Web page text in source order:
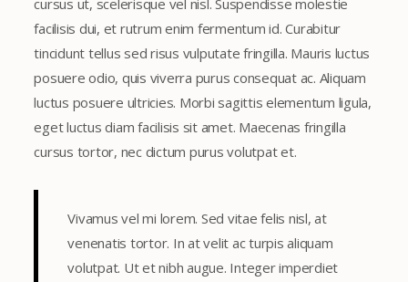
cursus ut, scelerisque vel nisl. Suspendisse molestie
facilisis dui, et rutrum enim fermentum id. Curabitur
tincidunt tellus sed risus vulputate fringilla. Mauris luctus
posuere odio, quis viverra purus consequat ac. Aliquam
luctus posuere ultricies. Morbi sagittis elementum ligula,
eget luctus diam facilisis sit amet. Maecenas fringilla
cursus tortor, nec dictum purus volutpat et.
Vivamus vel mi lorem. Sed vitae felis nisl, at
venenatis tortor. In at velit ac turpis aliquam
volutpat. Ut et nibh augue. Integer imperdiet